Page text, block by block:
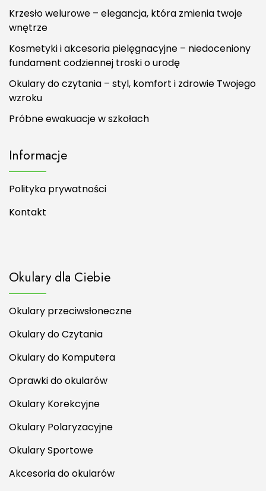
Krzesło welurowe – elegancja, która zmienia twoje
wnętrze
Kosmetyki i akcesoria pielęgnacyjne – niedoceniony
fundament codziennej troski o urodę
Okulary do czytania – styl, komfort i zdrowie Twojego
wzroku
Próbne ewakuacje w szkołach
Informacje
Polityka prywatności
Kontakt
Okulary dla Ciebie
Okulary przeciwsłoneczne
Okulary do Czytania
Okulary do Komputera
Oprawki do okularów
Okulary Korekcyjne
Okulary Polaryzacyjne
Okulary Sportowe
Akcesoria do okularów